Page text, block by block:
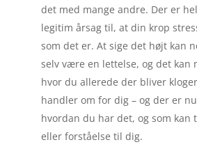
det med mange andre. Der er
legitim årsag til, at din krop
som det er. At sige det højt kan
selv være en lettelse, og det kan
hvor du allerede der bliver
handler om for dig – og der er
hvordan du har det, og som kan
eller forståelse til dig.